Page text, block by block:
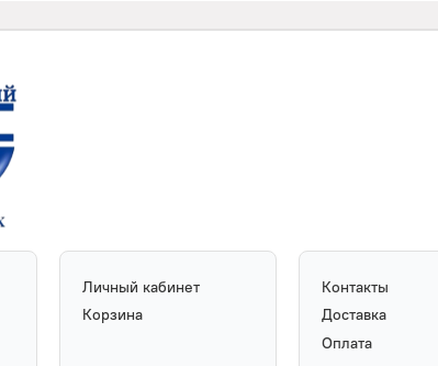
Личный кабинет
Корзина
Контакты
Доставка
Оплата